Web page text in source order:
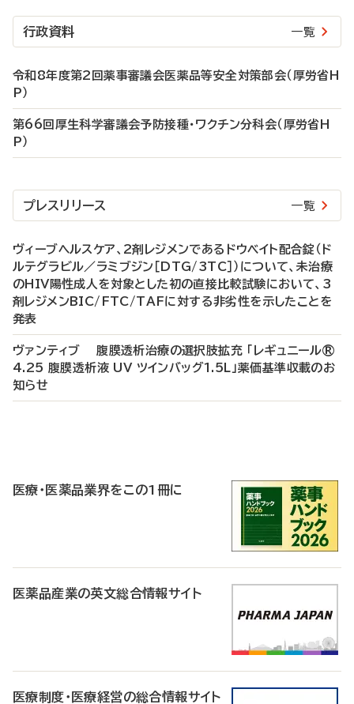
行政資料 一覧
令和8年度第2回薬事審議会医薬品等安全対策部会（厚労省H
P）
第66回厚生科学審議会予防接種・ワクチン分科会（厚労省H
P）
プレスリリース 一覧
ヴィーブヘルスケア、2剤レジメンであるドウベイト配合錠（ド
ルテグラビル／ラミブジン［DTG/3TC］）について、未治療
のHIV陽性成人を対象とした初の直接比較試験において、3
剤レジメンBIC/FTC/TAFに対する非劣性を示したことを
発表
ヴァンティブ 腹膜透析治療の選択肢拡充 「レギュニール®
4.25 腹膜透析液 UV ツインバッグ1.5L」薬価基準収載のお
知らせ
医療・医薬品業界をこの1冊に
医薬品産業の英文総合情報サイト
医療制度・医療経営の総合情報サイト